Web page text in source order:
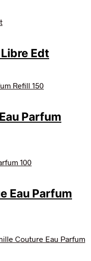
Edt
Parfum
kr..Eau Parfum